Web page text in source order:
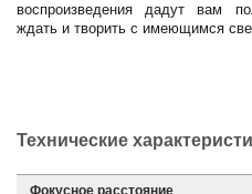
воспроизведения дадут вам
ждать и творить с имеющимся
Технические
Фокусное расстояние